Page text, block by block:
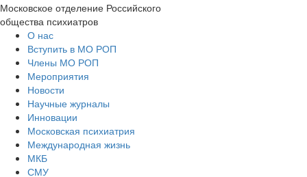
Московское отделение Российского
общества психиатров
О нас
Вступить в МО РОП
Члены МО РОП
Мероприятия
Новости
Научные журналы
Инновации
Московская психиатрия
Международная жизнь
МКБ
СМУ